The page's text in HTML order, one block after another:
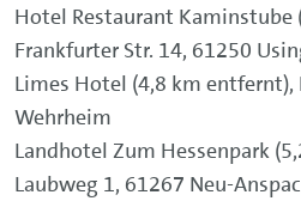
Hotel Restaurant Kaminstube
Frankfurter Str. 14, 61250
Limes Hotel (4,8 km
Wehrheim
Landhotel Zum Hessenpark
Laubweg 1, 61267 Neu-